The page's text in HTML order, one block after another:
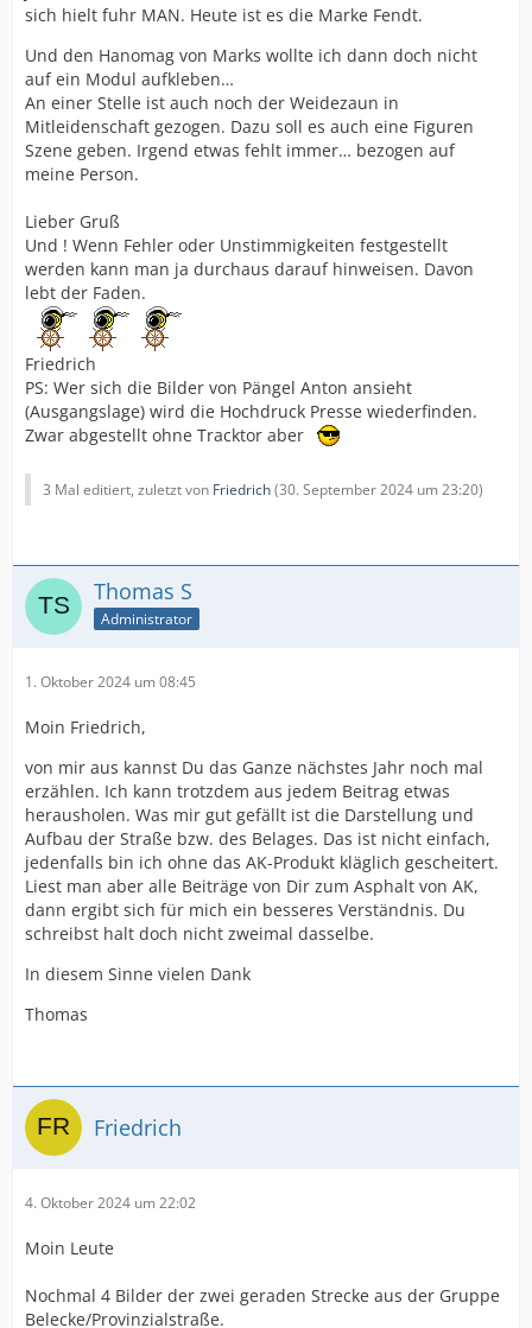
sich hielt fuhr MAN. Heute ist es die Marke Fendt.
Und den Hanomag von Marks wollte ich dann doch nicht
auf ein Modul aufkleben…
An einer Stelle ist auch noch der Weidezaun in
Mitleidenschaft gezogen. Dazu soll es auch eine Figuren
Szene geben. Irgend etwas fehlt immer… bezogen auf
meine Person.
Lieber Gruß
Und ! Wenn Fehler oder Unstimmigkeiten festgestellt
werden kann man ja durchaus darauf hinweisen. Davon
lebt der Faden.
Friedrich
PS: Wer sich die Bilder von Pängel Anton ansieht
(Ausgangslage) wird die Hochdruck Presse wiederfinden.
Zwar abgestellt ohne Tracktor aber
3 Mal editiert, zuletzt von Friedrich(30. September 2024 um 23:20)
Thomas S
Administrator
1. Oktober 2024 um 08:45
Moin Friedrich,
von mir aus kannst Du das Ganze nächstes Jahr noch mal
erzählen. Ich kann trotzdem aus jedem Beitrag etwas
herausholen. Was mir gut gefällt ist die Darstellung und
Aufbau der Straße bzw. des Belages. Das ist nicht einfach,
jedenfalls bin ich ohne das AK-Produkt kläglich gescheitert.
Liest man aber alle Beiträge von Dir zum Asphalt von AK,
dann ergibt sich für mich ein besseres Verständnis. Du
schreibst halt doch nicht zweimal dasselbe.
In diesem Sinne vielen Dank
Thomas
Friedrich
4. Oktober 2024 um 22:02
Moin Leute
Nochmal 4 Bilder der zwei geraden Strecke aus der Gruppe
Belecke/Provinzialstraße.